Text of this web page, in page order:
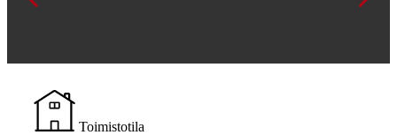
Toimistotila